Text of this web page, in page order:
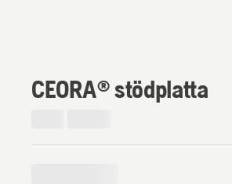
CEORA® stödplatta